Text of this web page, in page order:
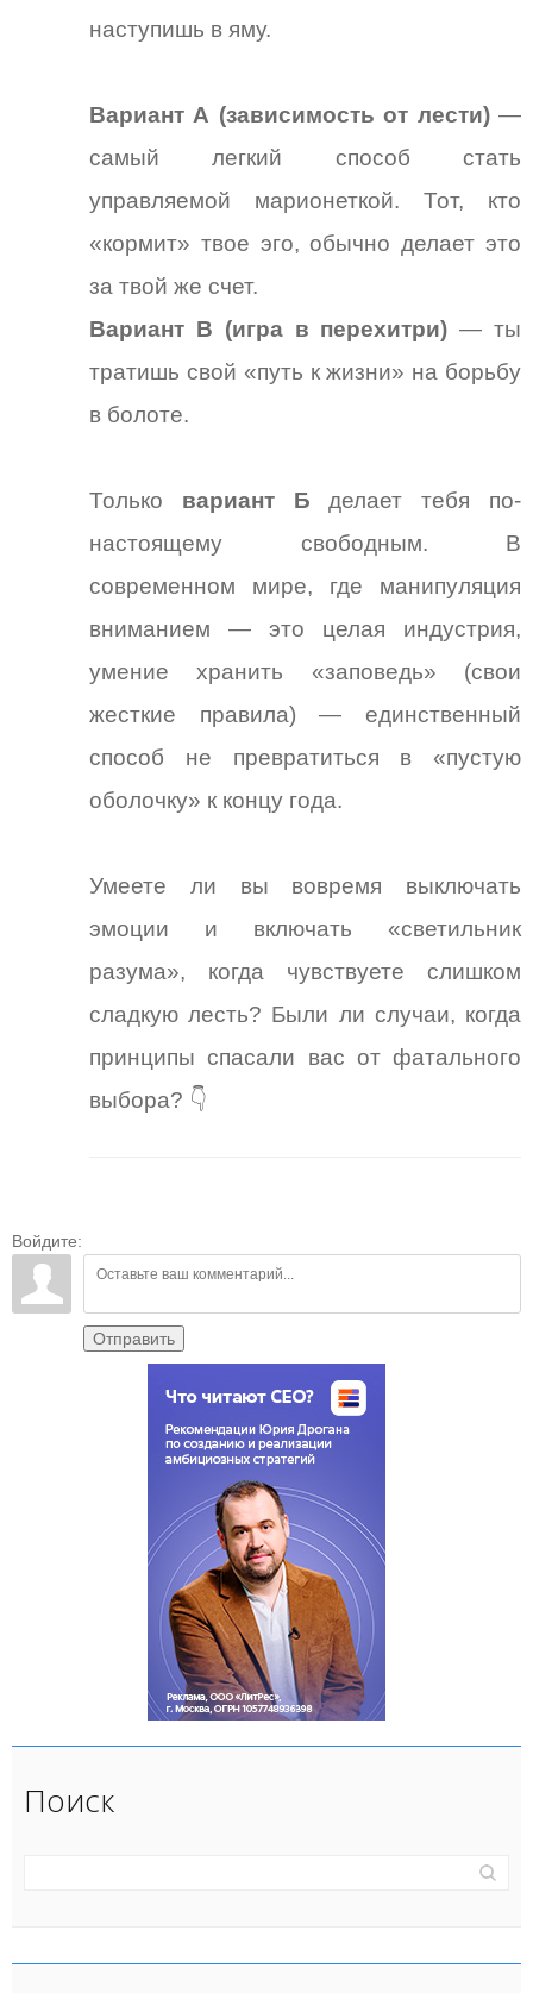
наступишь в яму.
Вариант А (зависимость от лести)—
самый легкий способ стать
управляемой марионеткой. Тот, кто
«кормит» твое эго, обычно делает это
за твой же счет.
Вариант В (игра в перехитри) — ты
тратишь свой «путь к жизни» на борьбу
в болоте.
Только вариант Б делает тебя по-
настоящему свободным. В
современном мире, где манипуляция
вниманием — это целая индустрия,
умение хранить «заповедь» (свои
жесткие правила) — единственный
способ не превратиться в «пустую
оболочку» к концу года.
Умеете ли вы вовремя выключать
эмоции и включать «светильник
разума», когда чувствуете слишком
сладкую лесть? Были ли случаи, когда
принципы спасали вас от фатального
выбора? 👇
Войдите:
Отправить
Поиск